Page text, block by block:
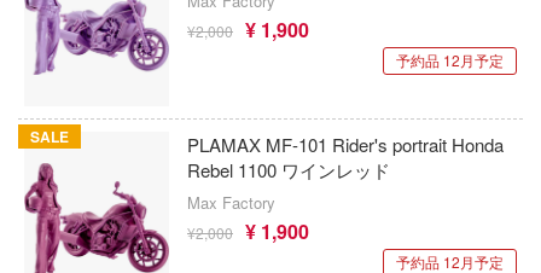
¥2,000 ¥ 1,900
予約品 12月予定
SALE
PLAMAX MF-101 Rider's portrait Honda
Rebel 1100 ワインレッド
Max Factory
¥2,000 ¥ 1,900
予約品 12月予定
プラモデル-アニメ/ゲーム作品別
ミリタリー
パーツ・アイテム
フィギュア
フィギュア-シリーズ別
アクションフィギュアシリーズ
組み立て式フィギュアシリーズ
チョロQシリーズ
トミカ総合
Hi-Story(ハイ・ストーリー)
塗料・工具・素材・他
塗料・溶剤
作品別
タイプ別
レイ用品
どうぶつの森
イツ
ッシュセブン
るスターズ！！
ディア